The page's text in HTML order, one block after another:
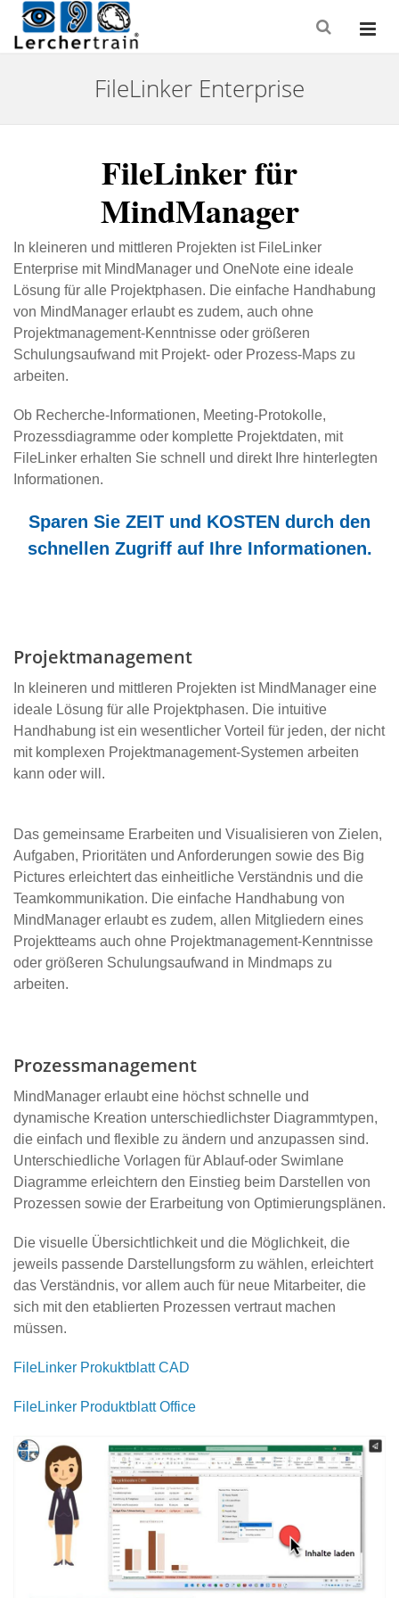
FileLinker Enterprise
FileLinker für
MindManager
In kleineren und mittleren Projekten ist FileLinker
Enterprise mit MindManager und OneNote eine ideale
Lösung für alle Projektphasen. Die einfache Handhabung
von MindManager erlaubt es zudem, auch ohne
Projektmanagement-Kenntnisse oder größeren
Schulungsaufwand mit Projekt- oder Prozess-Maps zu
arbeiten.
Ob Recherche-Informationen, Meeting-Protokolle,
Prozessdiagramme oder komplette Projektdaten, mit
FileLinker erhalten Sie schnell und direkt Ihre hinterlegten
Informationen.
Sparen Sie ZEIT und KOSTEN durch den
schnellen Zugriff auf Ihre Informationen.
Projektmanagement
In kleineren und mittleren Projekten ist MindManager eine
ideale Lösung für alle Projektphasen. Die intuitive
Handhabung ist ein wesentlicher Vorteil für jeden, der nicht
mit komplexen Projektmanagement-Systemen arbeiten
kann oder will.
Das gemeinsame Erarbeiten und Visualisieren von Zielen,
Aufgaben, Prioritäten und Anforderungen sowie des Big
Pictures erleichtert das einheitliche Verständnis und die
Teamkommunikation. Die einfache Handhabung von
MindManager erlaubt es zudem, allen Mitgliedern eines
Projektteams auch ohne Projektmanagement-Kenntnisse
oder größeren Schulungsaufwand in Mindmaps zu
arbeiten.
Prozessmanagement
MindManager erlaubt eine höchst schnelle und
dynamische Kreation unterschiedlichster Diagrammtypen,
die einfach und flexible zu ändern und anzupassen sind.
Unterschiedliche Vorlagen für Ablauf-oder Swimlane
Diagramme erleichtern den Einstieg beim Darstellen von
Prozessen sowie der Erarbeitung von Optimierungsplänen.
Die visuelle Übersichtlichkeit und die Möglichkeit, die
jeweils passende Darstellungsform zu wählen, erleichtert
das Verständnis, vor allem auch für neue Mitarbeiter, die
sich mit den etablierten Prozessen vertraut machen
müssen.
FileLinker Prokuktblatt CAD
FileLinker Produktblatt Office